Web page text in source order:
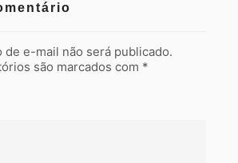
de e-mail não será publicado.
são marcados com *